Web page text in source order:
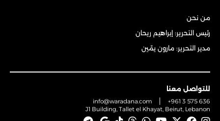
من نحن
رئيس التحرير: إبراهيم ريحان
مدير التحرير: مارون يمّين
للتواصل معنا
info@waradana.com
+961 3 575 636
J1 Building, Tallet el Khayat, Beirut, Lebanon